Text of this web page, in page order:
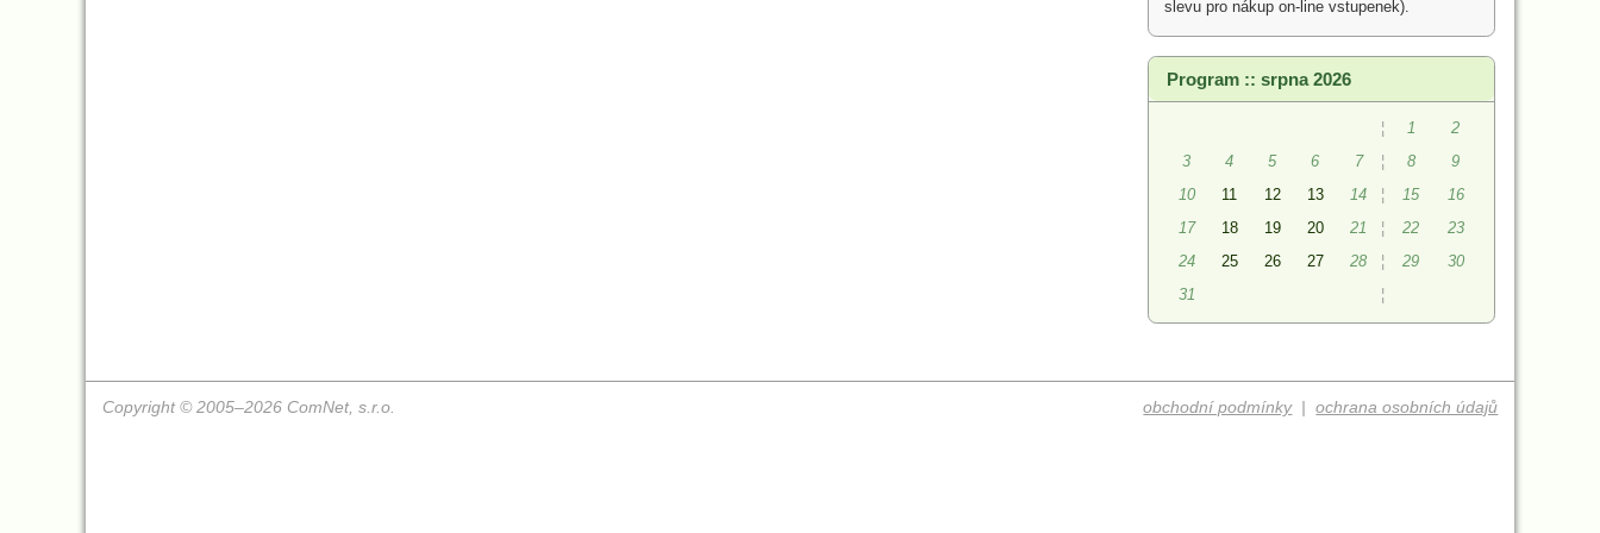
slevu pro nákup on-line vstupenek).
Program :: srpna 2026
¦ 1
2
3
4 5 6 7 ¦ 8
9
10
11 12 13 14 ¦ 15
16
17
18 19 20 21 ¦ 22
23
24
25 26 27 28 ¦ 29
30
31
¦
obchodní podmínky|ochrana osobních údajů
Copyright © 2005–2026 ComNet, s.r.o.